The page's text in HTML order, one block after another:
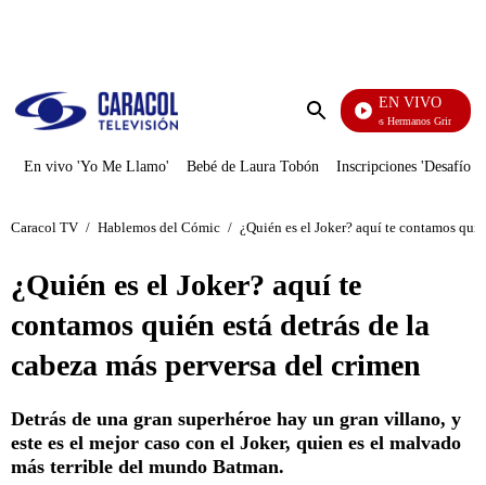
Enviar
EN VIVO
Cuentos De Los Hermanos Grimm
En vivo 'Yo Me Llamo' Bebé de Laura Tobón Inscripciones 'Desafío'
Caracol TV / Hablemos del Cómic / ¿Quién es el Joker? aquí te contamos
¿Quién es el Joker? aquí te
contamos quién está detrás de la
cabeza más perversa del crimen
Detrás de una gran superhéroe hay un gran villano, y
este es el mejor caso con el Joker, quien es el malvado
más terrible del mundo Batman.